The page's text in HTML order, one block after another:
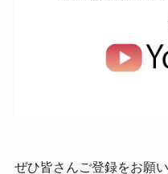
ぜひ皆さんご登録をお願い